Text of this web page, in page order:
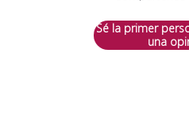
Sé la primer
una